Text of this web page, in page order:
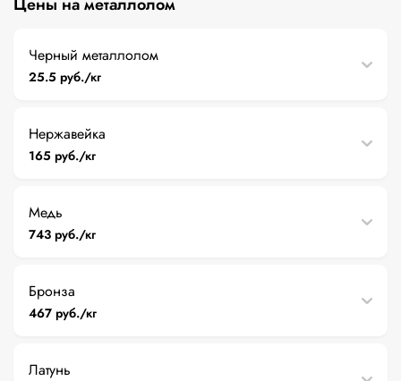
Черный металлолом
25.5 руб./кг
Нержавейка
165 руб./кг
Медь
743 руб./кг
Бронза
467 руб./кг
Латунь